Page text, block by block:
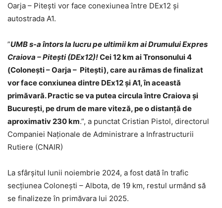
Oarja – Piteşti vor face conexiunea între DEx12 şi
autostrada A1.
”UMB s-a întors la lucru pe ultimii km ai Drumului Expres
Craiova – Pitești (DEx12)!Cei 12 km ai Tronsonului 4
(Colonești – Oarja – Pitești), care au rămas de finalizat
vor face conxiunea dintre DEx12 și A1, în această
primăvară. Practic se va putea circula între Craiova și
București, pe drum de mare viteză, pe o distanță de
aproximativ 230 km.”, a punctat Cristian Pistol, directorul
Companiei Naționale de Administrare a Infrastructurii
Rutiere (CNAIR)
La sfârşitul lunii noiembrie 2024, a fost dată în trafic
secţiunea Coloneşti – Albota, de 19 km, restul urmând să
se finalizeze în primăvara lui 2025.